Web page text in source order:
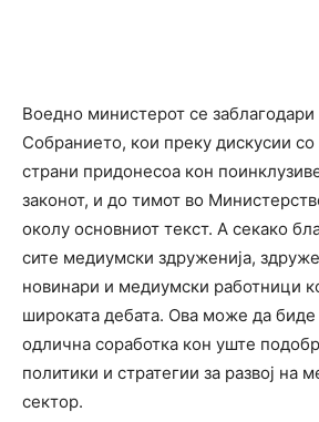
Воедно министерот се
Собранието, кои преку дискусии со
страни придонесоа кон
законот, и до тимот во
околу основниот текст. А секако
сите медиумски здруженија,
новинари и медиумски работници
широката дебата. Ова може да
одлична соработка кон уште
политики и стратегии за развој на
сектор.